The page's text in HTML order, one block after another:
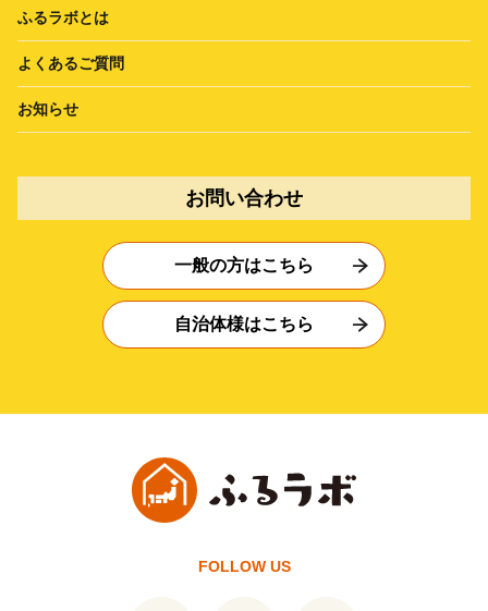
ふるラボとは
よくあるご質問
お知らせ
お問い合わせ
一般の方はこちら
自治体様はこちら
FOLLOW US